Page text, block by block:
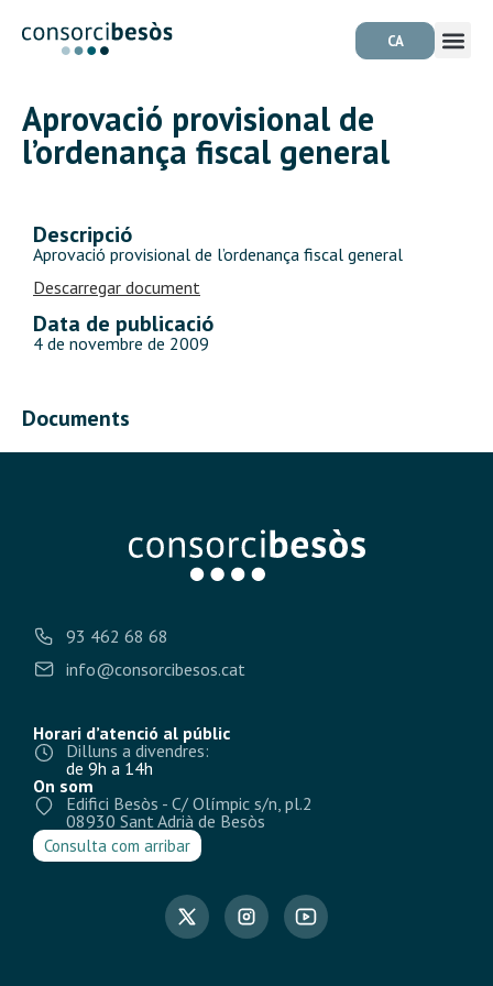
CA
Aprovació provisional de
l’ordenança fiscal general
Descripció
Aprovació provisional de l’ordenança fiscal general
Descarregar document
Data de publicació
4 de novembre de 2009
Documents
93 462 68 68
info@consorcibesos.cat
Horari d’atenció al públic
Dilluns a divendres:
de 9h a 14h
On som
Edifici Besòs - C/ Olímpic s/n, pl.2
08930 Sant Adrià de Besòs
Consulta com arribar